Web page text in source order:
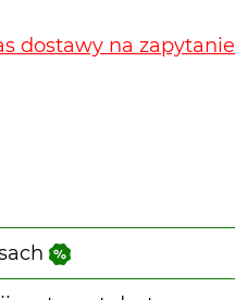
dostawy na zapytanie